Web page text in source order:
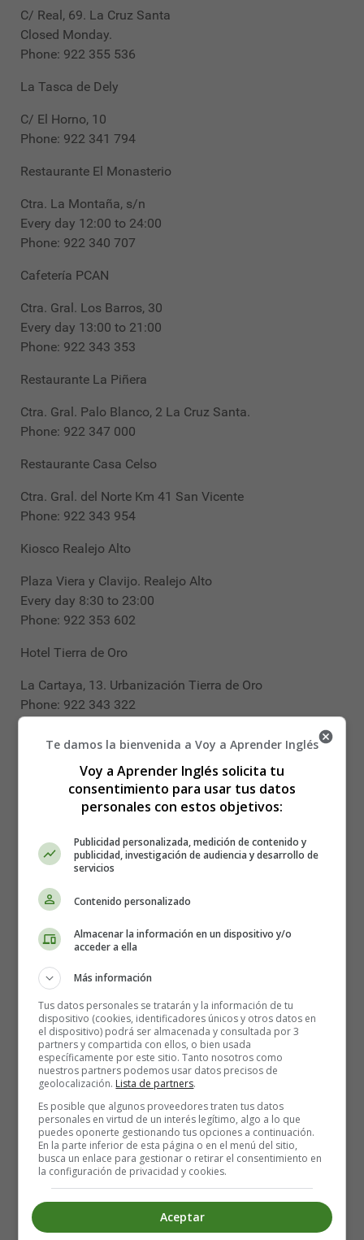
C/ Real, 69. La Cruz Santa
Closed Monday.
Phone: 922 355 536
La Tasca de Dely
C/ El Horno, 10
Phone: 922 341 794
Restaurante El Monasterio
Ctra. La Montaña, s/n
Every day 12:00 to 24:00
Phone: 922 340 707
Cafetería PCAN
Ctra. Gral. Los Barros, 30
Every day 13:00 to 21:00
Phone: 922 343 353
Restaurante La Piñera
Ctra. Gral. Palo Blanco, 2 La Cruz Santa.
Phone: 922 347 000
Restaurante Casa Celso
Ctra. Gral. del Norte Km 41 San Vicente
Phone: 922 343 954
Kiosco Realejo Alto
Plaza Viera y Clavijo. Realejo Alto
Every day 8:30 to 23:00
Phone: 922 353 602
Hotel Tierra de Oro
La Cartaya, 13. Urbanización Tierra de Oro
Phone: 922 343 322
Kiosco la Concepción
Plaza de La Concepción. Realejo Bajo.
Phone: 645 872 629
Avda. Santiago Apóstol
Phone: 922 340 004 - 616 206 513
Cantina Parque La Higuerita
Parche recreativo La Higuerita
Phone: 922 381 134
Tasca Channo´s
C/ El Mocán, 41
14:00 to 16:00
Phone: 677 068 027
Bodegón La Venta
Ctra. Gral. Palo Blanco
Phone: 922 342 753
Yoo Más Bistro- Bodega
Ctra. Gral. El Toscal, 27
Te damos la bienvenida a Voy a Aprender Inglés
Voy a Aprender Inglés solicita tu
consentimiento para usar tus datos
personales con estos objetivos:
Publicidad personalizada, medición de contenido y
publicidad, investigación de audiencia y desarrollo de
servicios
Contenido personalizado
Almacenar la información en un dispositivo y/o
acceder a ella
Más información
Tus datos personales se tratarán y la información de tu
dispositivo (cookies, identificadores únicos y otros datos en
el dispositivo) podrá ser almacenada y consultada por 3
partners y compartida con ellos, o bien usada
específicamente por este sitio. Tanto nosotros como
nuestros partners podemos usar datos precisos de
geolocalización. Lista de partners.
Es posible que algunos proveedores traten tus datos
personales en virtud de un interés legítimo, algo a lo que
puedes oponerte gestionando tus opciones a continuación.
En la parte inferior de esta página o en el menú del sitio,
busca un enlace para gestionar o retirar el consentimiento en
la configuración de privacidad y cookies.
Aceptar